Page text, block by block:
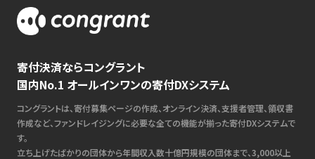
寄付決済ならコングラント
国内No.1 オールインワンの寄付DXシステム
コングラントは、寄付募集ページの作成、オンライン決済、支援者管理、領収書
作成など、ファンドレイジングに必要な全ての機能が揃った寄付DXシステムで
す。
立ち上げたばかりの団体から年間収入数十億円規模の団体まで、3,000以上